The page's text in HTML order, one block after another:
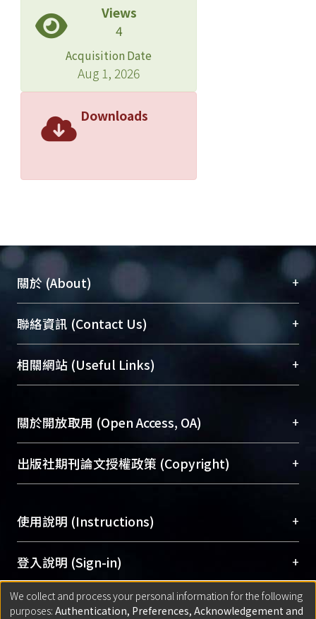
Views
4
Acquisition Date
Aug 1, 2026
Downloads
關於 (About) +
臺大位居世界頂尖大學之列，為永久珍藏及向國際
展現本校豐碩的研究成果及學術能量，圖書館整合
機構典藏（NTUR）與學術庫（AH）不同功能平
台，成為臺大學術典藏NTU scholars。期能整合研
成果。
To permanently archive and promote researcher
profiles and scholarly works, Library integrates the
services of “NTU Repository” with “Academic
聯絡資訊 (Contact Us) +
總館學科館員(Main Library)
醫學圖書館學科館員(Medical Library)
Sciences Library)
相關網站 (Useful Links) +
關於開放取用 (Open Access, OA) +
開放取用是從使用者角度提升資訊取用性的社會運
動，應用在學術研究上是透過將研究著作公開供使
用逐年攀升。同時可加速研究發展、提升研究影響
Archive）平台。 （點選深入了解OA）
出版社期刊論文授權政策 (Copyright) +
含部分內容的版權非匯入者所有，或由第三方贊
助與合作完成，請確認該版權所有者及第三方同
意提供此授權。
Please represent that the submission is your
original work, and that you have the right to
grant the rights to upload.
使用說明 (Instructions) +
網站簡介(Quickstart Guide)
使用手冊(Instruction Manual)
線上預約服務(Booking Service)
登入說明 (Sign-in) +
方案一：臺灣大學計算機中心帳號登入
匯入著作 (Submission) +
We collect and process your personal information for the following
purposes: Authentication, Preferences, Acknowledgement and